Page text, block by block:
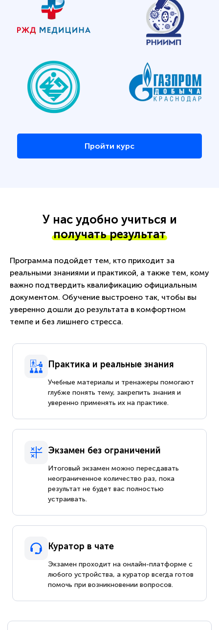
Пройти курс
У нас удобно учиться и
получать результат
Программа подойдет тем, кто приходит за
реальными знаниями и практикой, а также тем, кому
важно подтвердить квалификацию официальным
документом. Обучение выстроено так, чтобы вы
уверенно дошли до результата в комфортном
темпе и без лишнего стресса.
Практика и реальные знания
Учебные материалы и тренажеры помогают
глубже понять тему, закрепить знания и
уверенно применять их на практике.
Экзамен без ограничений
Итоговый экзамен можно пересдавать
неограниченное количество раз, пока
результат не будет вас полностью
устраивать.
Куратор в чате
Экзамен проходит на онлайн-платформе с
любого устройства, а куратор всегда готов
помочь при возникновении вопросов.